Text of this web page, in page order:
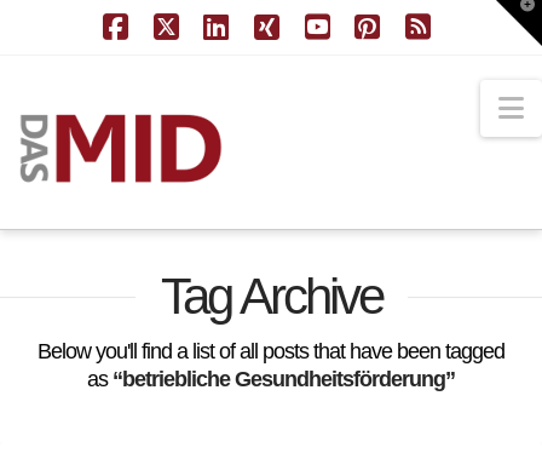
Tag Archive
Below you'll find a list of all posts that have been tagged
as “betriebliche Gesundheitsförderung”